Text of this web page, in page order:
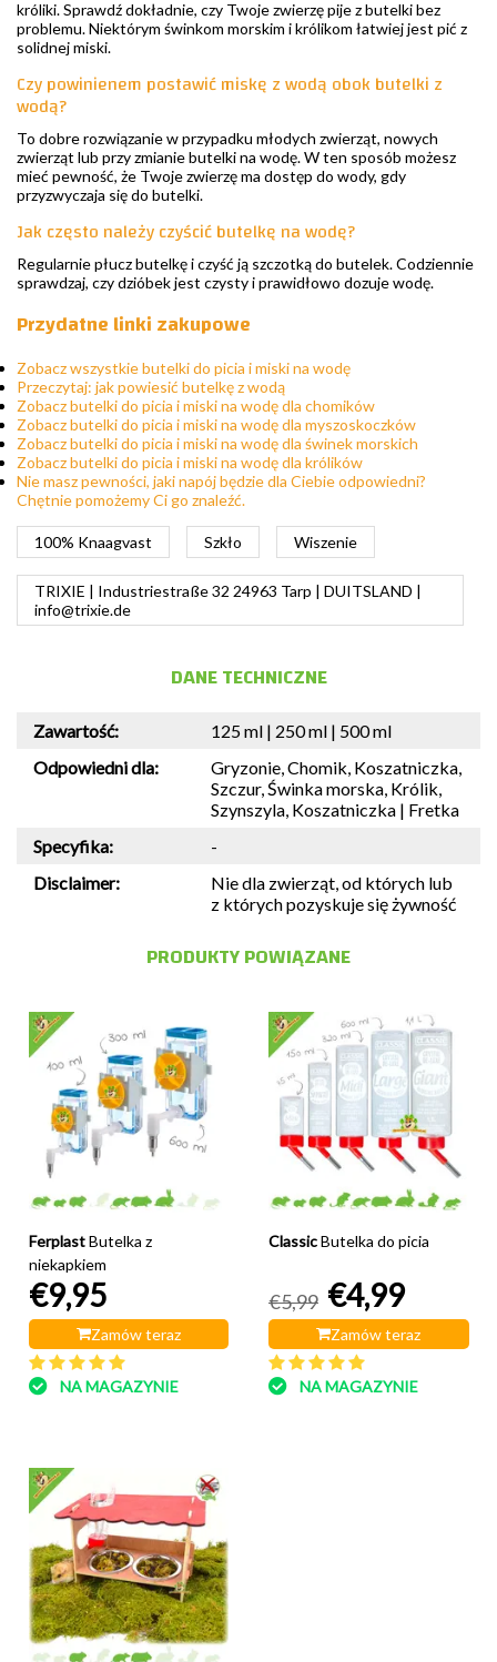
króliki. Sprawdź dokładnie, czy Twoje zwierzę pije z butelki bez
problemu. Niektórym świnkom morskim i królikom łatwiej jest pić z
solidnej miski.
Czy powinienem postawić miskę z wodą obok butelki z
wodą?
To dobre rozwiązanie w przypadku młodych zwierząt, nowych
zwierząt lub przy zmianie butelki na wodę. W ten sposób możesz
mieć pewność, że Twoje zwierzę ma dostęp do wody, gdy
przyzwyczaja się do butelki.
Jak często należy czyścić butelkę na wodę?
Regularnie płucz butelkę i czyść ją szczotką do butelek. Codziennie
sprawdzaj, czy dzióbek jest czysty i prawidłowo dozuje wodę.
Przydatne linki zakupowe
Zobacz wszystkie butelki do picia i miski na wodę
Przeczytaj: jak powiesić butelkę z wodą
Zobacz butelki do picia i miski na wodę dla chomików
Zobacz butelki do picia i miski na wodę dla myszoskoczków
Zobacz butelki do picia i miski na wodę dla świnek morskich
Zobacz butelki do picia i miski na wodę dla królików
Nie masz pewności, jaki napój będzie dla Ciebie odpowiedni?
Chętnie pomożemy Ci go znaleźć.
100% Knaagvast Szkło Wiszenie
TRIXIE | Industriestraße 32 24963 Tarp | DUITSLAND |
info@trixie.de
DANE TECHNICZNE
Zawartość:
125 ml | 250 ml | 500 ml
Odpowiedni dla:
Gryzonie, Chomik, Koszatniczka,
Szczur, Świnka morska, Królik,
Szynszyla, Koszatniczka | Fretka
Specyfika:
-
Disclaimer:
Nie dla zwierząt, od których lub
z których pozyskuje się żywność
PRODUKTY POWIĄZANE
Ferplast Butelka z
niekapkiem
€9,95
Zamów teraz
NA MAGAZYNIE
ClassicButelka do picia
€5,99 €4,99
Zamów teraz
NA MAGAZYNIE